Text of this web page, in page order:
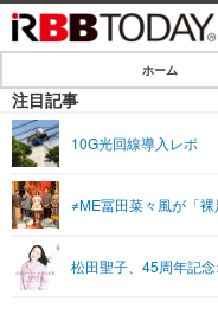
IT・デジタル
SPEED TEST
エンタメ
ライフ
ホーム
注目記事
10G光回線導入レポ
≠ME冨田菜々風が「
松田聖子、45周年記